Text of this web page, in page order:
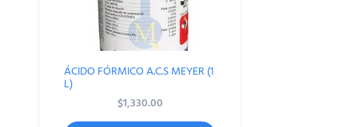
ÁCIDO FÓRMICO A.C.S MEYER (1
L)
$1,330.00